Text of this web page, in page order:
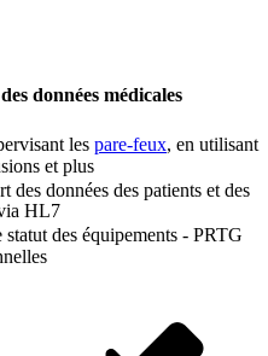
données médicales
les pare-feux, en utilisant
et plus
des données des patients et des
HL7
des équipements - PRTG